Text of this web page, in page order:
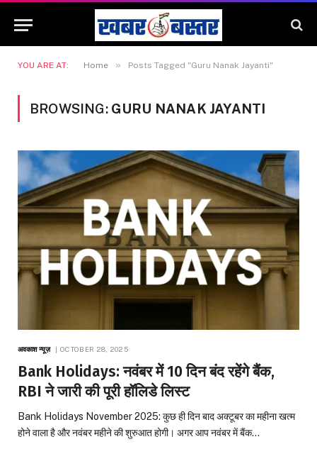
YOU ARE AT: Home » Posts Tagged "Guru Nanak Jayanti"
BROWSING: GURU NANAK JAYANTI
अवकाश न्यूज़ OCTOBER 28, 2025
Bank Holidays: नवंबर में 10 दिन बंद रहेंगे बैंक,
RBI ने जारी की पूरी हॉलिडे लिस्ट
Bank Holidays November 2025: कुछ ही दिन बाद अक्टूबर का महीना खत्म
होने वाला है और नवंबर महीने की शुरुआत होगी। अगर आप नवंबर में बैंक…